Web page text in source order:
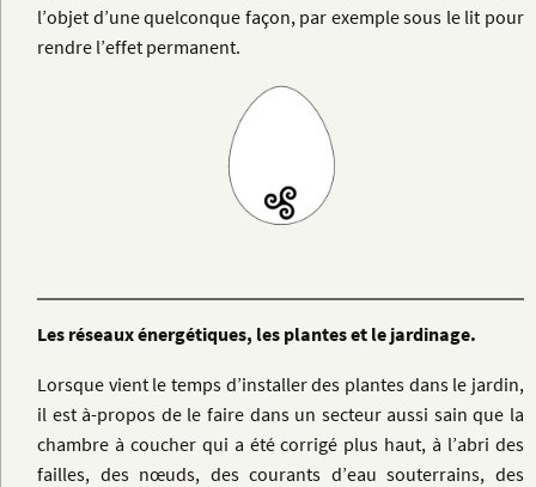
l’objet d’une quelconque façon, par exemple sous le lit pour
rendre l’effet permanent.
Les réseaux énergétiques, les plantes et le jardinage.
Lorsque vient le temps d’installer des plantes dans le jardin,
il est à-propos de le faire dans un secteur aussi sain que la
chambre à coucher qui a été corrigé plus haut, à l’abri des
failles, des nœuds, des courants d’eau souterrains, des